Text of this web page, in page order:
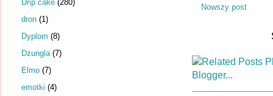
Nowszy post
Drip cake (280)
dron (1)
Dyplom (8)
Dżungla (7)
Elmo (7)
emotki (4)